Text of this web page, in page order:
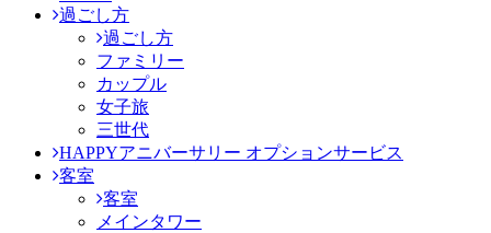
過ごし方
過ごし方
ファミリー
カップル
女子旅
三世代
HAPPYアニバーサリー オプションサービス
客室
客室
メインタワー